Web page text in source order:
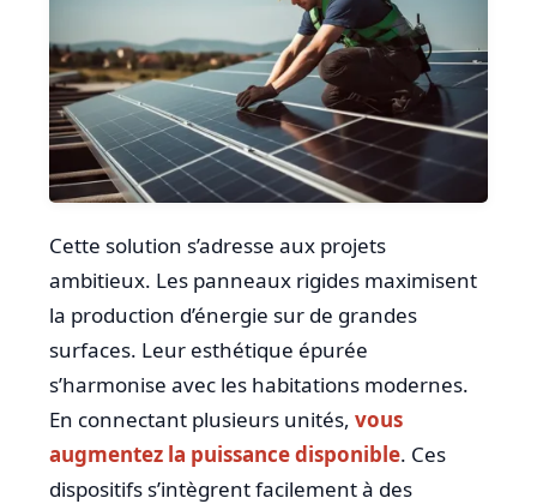
Cette solution s’adresse aux projets
ambitieux. Les panneaux rigides maximisent
la production d’énergie sur de grandes
surfaces. Leur esthétique épurée
s’harmonise avec les habitations modernes.
En connectant plusieurs unités, vous
augmentez la puissance disponible. Ces
dispositifs s’intègrent facilement à des